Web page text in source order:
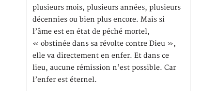
plusieurs mois, plusieurs années, plusieurs
décennies ou bien plus encore. Mais si
l’âme est en état de péché mortel,
« obstinée dans sa révolte contre Dieu »,
elle va directement en enfer. Et dans ce
lieu, aucune rémission n’est possible. Car
l’enfer est éternel.